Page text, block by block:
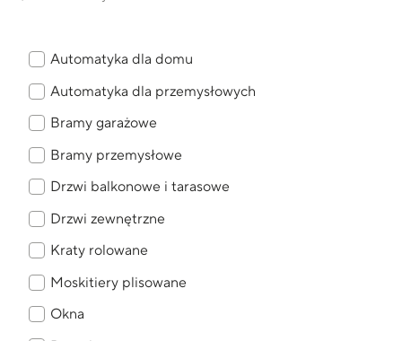
Automatyka dla domu
Automatyka dla przemysłowych
Bramy garażowe
Bramy przemysłowe
Drzwi balkonowe i tarasowe
Drzwi zewnętrzne
Kraty rolowane
Moskitiery plisowane
Okna